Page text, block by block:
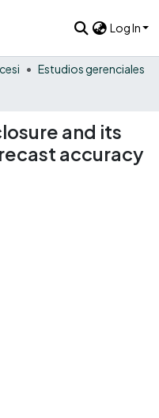
Log In
Estudios gerenciales
and its
accuracy